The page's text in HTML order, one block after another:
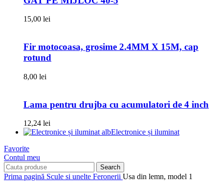
15,00 lei
Fir motocoasa, grosime 2.4MM X 15M, cap
rotund
8,00 lei
Lama pentru drujba cu acumulatori de 4 inch
12,24 lei
Electronice și iluminat
Favorite
Contul meu
Search
Prima pagină Scule si unelte Feronerii Usa din lemn, model 1